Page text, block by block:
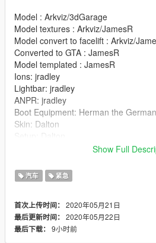
Model : Arkviz/3dGarage
Model textures : Arkviz/JamesR
Model convert to facelift : Arkviz/
Converted to GTA : JamesR
Model templated : JamesR
Ions: jradley
Lightbar: jradley
ANPR: jradley
Boot Equipment: Herman the German
Skin: Dalton
Install:
GTAV/Mods/Update/Update.rpf/x64/
Original Model: https://
resources/vehicle-parts/18791-dev-
Show Full
汽车 紧急
首次上传时间： 2020年05月21日
最后更新时间： 2020年05月22日
最后下载： 9小时前